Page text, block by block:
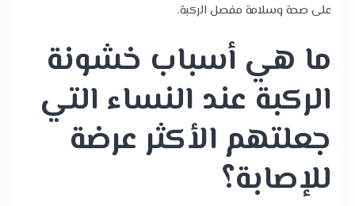
على صحة وسلامة مفصل الركبة.
ما هي أسباب خشونة
الركبة عند النساء التي
جعلتهم الأكثر عرضة
للإصابة؟